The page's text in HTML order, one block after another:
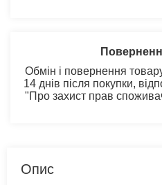
Обмін і повернення
14 днів після покупки,
"Про захист прав
Опис